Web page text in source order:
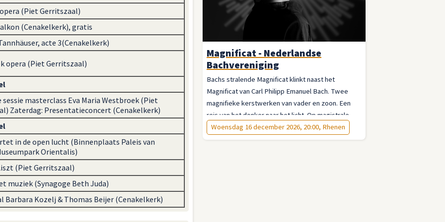
(Piet Gerritszaal)
(Cenakelkerk), gratis
acte 3(Cenakelkerk)
opera (Piet Gerritszaal)
sessie masterclass Eva Maria Westbroek (Piet
Zaterdag: Presentatieconcert (Cenakelkerk)
in de open lucht (Binnenplaats Paleis van
Orientalis)
(Piet Gerritszaal)
muziek (Synagoge Beth Juda)
Barbara Kozelj & Thomas Beijer (Cenakelkerk)
Magnificat - Nederlandse
Bachvereniging
Bachs stralende Magnificat klinkt naast het
Magnificat van Carl Philipp Emanuel Bach. Twee
magnifieke kerstwerken van vader en zoon. Een
reis van het donker naar het licht. Op magistrale
wijze uitgevoerd.
Woensdag 16 december 2026, 20:00, Rhenen